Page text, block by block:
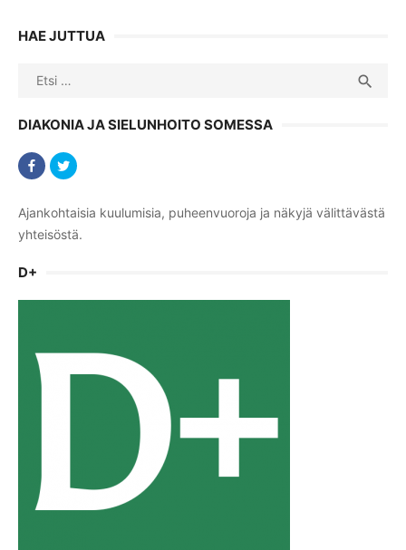
HAE JUTTUA
Search

DIAKONIA JA SIELUNHOITO SOMESSA
Ajankohtaisia kuulumisia, puheenvuoroja ja näkyjä välittävästä
yhteisöstä.
D+